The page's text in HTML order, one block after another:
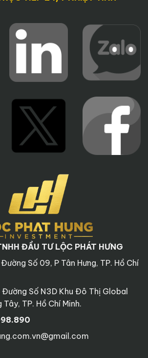
ĐẦU TƯ LỘC PHÁT HƯNG
Số 09, P Tân Hưng, TP. Hồ Chí
Đường Số N3D Khu Đô Thị Global
Tây, TP. Hồ Chí Minh.